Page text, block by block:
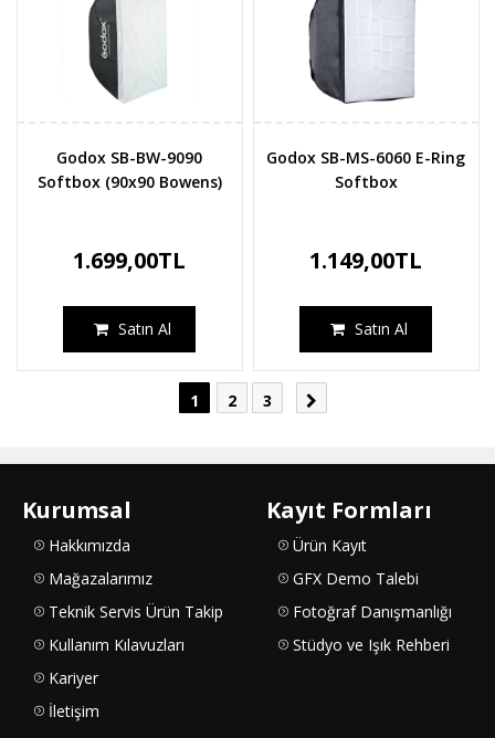
Godox SB-BW-9090
Softbox (90x90 Bowens)
1.699,00TL
Satın Al
Godox SB-MS-6060 E-Ring
Softbox
1.149,00TL
Satın Al
1 2 3
Kurumsal
Hakkımızda
Mağazalarımız
Teknik Servis Ürün Takip
Kullanım Kılavuzları
Kariyer
İletişim
Kayıt Formları
Ürün Kayıt
GFX Demo Talebi
Fotoğraf Danışmanlığı
Stüdyo ve Işık Rehberi